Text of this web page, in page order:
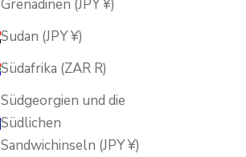
Grenadinen (JPY ¥)
Sudan (JPY ¥)
Südafrika (ZAR R)
Südgeorgien und die
Südlichen
Sandwichinseln (JPY ¥)